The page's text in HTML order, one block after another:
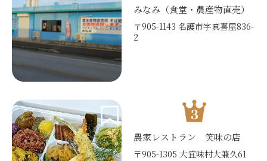
みなみ（食堂・農産物直売）
〒905-1143 名護市字真喜屋836-
2
農家レストラン 笑味の店
〒905-1305 大宜味村大兼久61